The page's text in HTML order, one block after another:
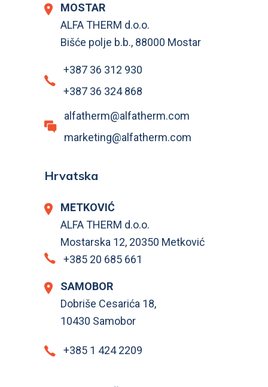
MOSTAR
ALFA THERM d.o.o.
Bišće polje b.b., 88000 Mostar
+387 36 312 930
+387 36 324 868
alfatherm@alfatherm.com
marketing@alfatherm.com
Hrvatska
METKOVIĆ
ALFA THERM d.o.o.
Mostarska 12, 20350 Metković
+385 20 685 661
SAMOBOR
Dobriše Cesarića 18,
10430 Samobor
+385 1 424 2209